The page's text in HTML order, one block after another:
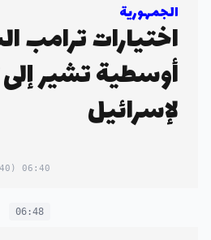
الجمهورية
اختيارات ترامب
أوسطية تشير
لإسرائيل
06:40
(04:40 in your timezone)
06:48